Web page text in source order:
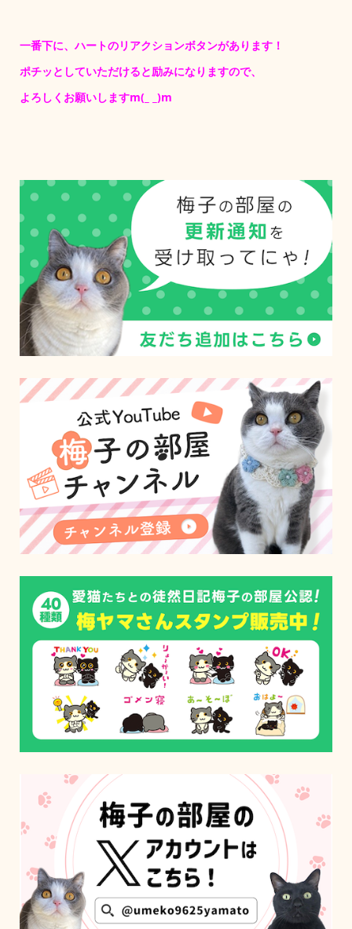
一番下に、ハートのリアクションボタンがあります！
ポチッとしていただけると励みになりますので、
よろしくお願いしますm(_ _)m